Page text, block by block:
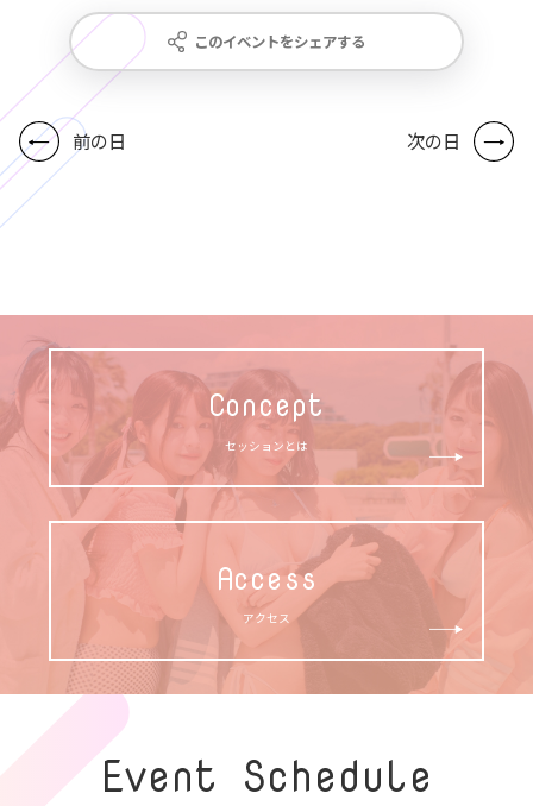
このイベントをシェアする
前の日 次の日
Concept
セッションとは
Access
アクセス
Event Schedule